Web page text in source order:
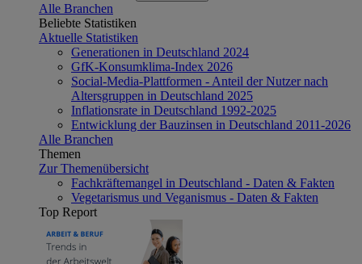
Alle Branchen
Beliebte Statistiken
Aktuelle Statistiken
Generationen in Deutschland 2024
GfK-Konsumklima-Index 2026
Social-Media-Plattformen - Anteil der Nutzer nach
Altersgruppen in Deutschland 2025
Inflationsrate in Deutschland 1992-2025
Entwicklung der Bauzinsen in Deutschland 2011-2026
Alle Branchen
Themen
Zur Themenübersicht
Fachkräftemangel in Deutschland - Daten & Fakten
Vegetarismus und Veganismus - Daten & Fakten
Top Report